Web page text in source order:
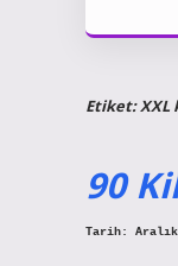
Etiket:XXL
90
Tarih: